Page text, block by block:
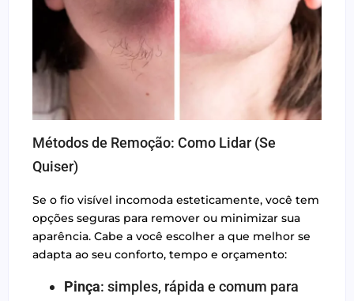
Métodos de Remoção: Como Lidar (Se
Quiser)
Se o fio visível incomoda esteticamente, você tem
opções seguras para remover ou minimizar sua
aparência. Cabe a você escolher a que melhor se
adapta ao seu conforto, tempo e orçamento:
Pinça: simples, rápida e comum para